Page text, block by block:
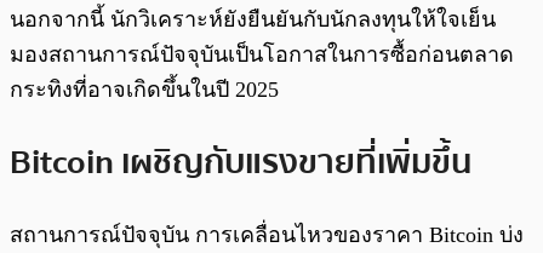
นอกจากนี้ นักวิเคราะห์ยังยืนยันกับนักลงทุนให้ใจเย็น
มองสถานการณ์ปัจจุบันเป็นโอกาสในการซื้อก่อนตลาด
กระทิงที่อาจเกิดขึ้นในปี 2025
Bitcoin เผชิญกับแรงขายที่เพิ่มขึ้น
สถานการณ์ปัจจุบัน การเคลื่อนไหวของราคา Bitcoin บ่ง